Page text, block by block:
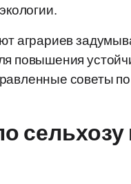
аграриев
повышения
советы